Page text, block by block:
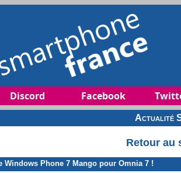
Discord Facebook
Actualité
Retour au
Windows Phone 7 Mango pour Omnia 7 !